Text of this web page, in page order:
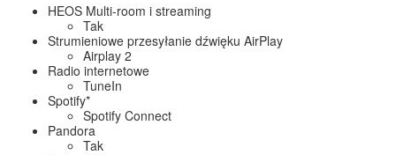
HEOS Multi-room i streaming
Tak
Strumieniowe przesyłanie dźwięku AirPlay
Airplay 2
Radio internetowe
TuneIn
Spotify*
Spotify Connect
Pandora
Tak